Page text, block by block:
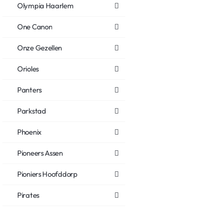
Olympia Haarlem
One Canon
Onze Gezellen
Orioles
Panters
Parkstad
Phoenix
Pioneers Assen
Pioniers Hoofddorp
Pirates